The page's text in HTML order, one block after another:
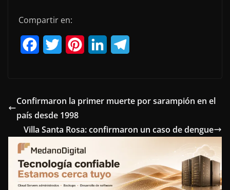
Compartir en:
e
b
o
o
k
t
t
e
r
t
r
e
s
k
d
n
e
r
m
Confirmaron la primer muerte por sarampión en el
país desde 1998
Villa Santa Rosa: confirmaron un caso de dengue